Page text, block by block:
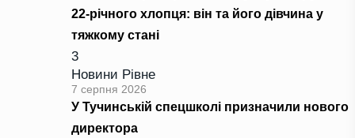
22-річного хлопця: він та його дівчина у
тяжкому стані
3
Новини Рівне
7 серпня 2026
У Тучинській спецшколі призначили нового
директора